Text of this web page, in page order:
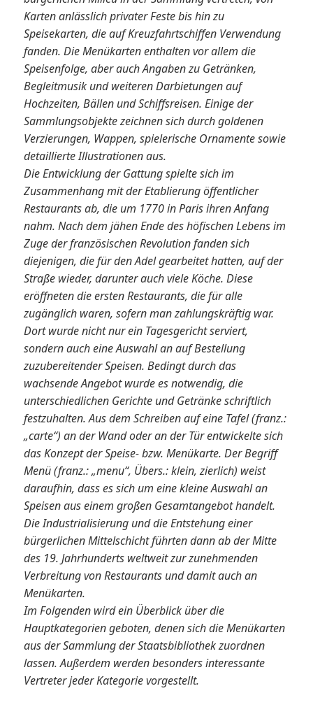
Karten anlässlich privater Feste bis hin zu
Speisekarten, die auf Kreuzfahrtschiffen Verwendung
fanden. Die Menükarten enthalten vor allem die
Speisenfolge, aber auch Angaben zu Getränken,
Begleitmusik und weiteren Darbietungen auf
Hochzeiten, Bällen und Schiffsreisen. Einige der
Sammlungsobjekte zeichnen sich durch goldenen
Verzierungen, Wappen, spielerische Ornamente sowie
detaillierte Illustrationen aus.
Die Entwicklung der Gattung spielte sich im
Zusammenhang mit der Etablierung öffentlicher
Restaurants ab, die um 1770 in Paris ihren Anfang
nahm. Nach dem jähen Ende des höfischen Lebens im
Zuge der französischen Revolution fanden sich
diejenigen, die für den Adel gearbeitet hatten, auf der
Straße wieder, darunter auch viele Köche. Diese
eröffneten die ersten Restaurants, die für alle
zugänglich waren, sofern man zahlungskräftig war.
Dort wurde nicht nur ein Tagesgericht serviert,
sondern auch eine Auswahl an auf Bestellung
zuzubereitender Speisen. Bedingt durch das
wachsende Angebot wurde es notwendig, die
unterschiedlichen Gerichte und Getränke schriftlich
festzuhalten. Aus dem Schreiben auf eine Tafel (franz.:
„carte“) an der Wand oder an der Tür entwickelte sich
das Konzept der Speise- bzw. Menükarte. Der Begriff
Menü (franz.: „menu“, Übers.: klein, zierlich) weist
daraufhin, dass es sich um eine kleine Auswahl an
Speisen aus einem großen Gesamtangebot handelt.
Die Industrialisierung und die Entstehung einer
bürgerlichen Mittelschicht führten dann ab der Mitte
des 19. Jahrhunderts weltweit zur zunehmenden
Verbreitung von Restaurants und damit auch an
Menükarten.
Im Folgenden wird ein Überblick über die
Hauptkategorien geboten, denen sich die Menükarten
aus der Sammlung der Staatsbibliothek zuordnen
lassen. Außerdem werden besonders interessante
Vertreter jeder Kategorie vorgestellt.